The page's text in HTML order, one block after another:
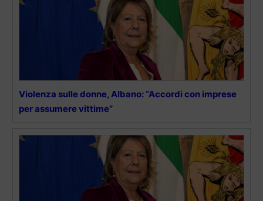
Violenza sulle donne, Albano: “Accordi con imprese
per assumere vittime”